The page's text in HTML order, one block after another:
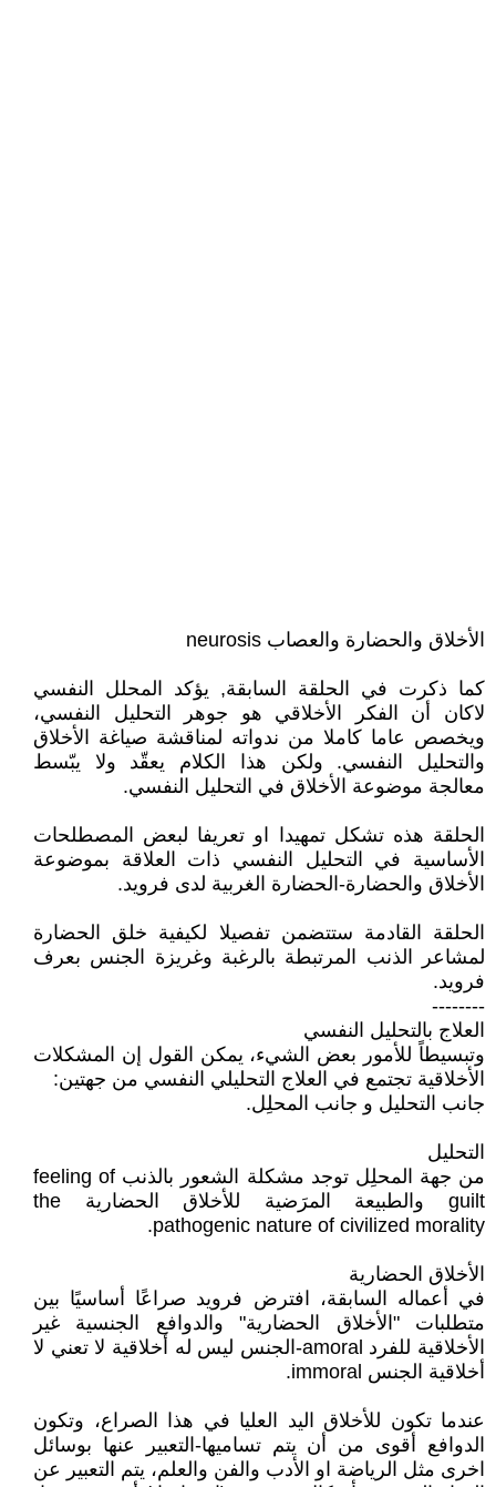
الأخلاق والحضارة والعصاب neurosis
كما ذكرت في الحلقة السابقة, يؤكد المحلل النفسي
لاكان أن الفكر الأخلاقي هو جوهر التحليل النفسي،
ويخصص عاما كاملا من ندواته لمناقشة صياغة الأخلاق
والتحليل النفسي. ولكن هذا الكلام يعقّد ولا يبّسط
معالجة موضوعة الأخلاق في التحليل النفسي.
الحلقة هذه تشكل تمهيدا او تعريفا لبعض المصطلحات
الأساسية في التحليل النفسي ذات العلاقة بموضوعة
الأخلاق والحضارة-الحضارة الغربية لدى فرويد.
الحلقة القادمة ستتضمن تفصيلا لكيفية خلق الحضارة
لمشاعر الذنب المرتبطة بالرغبة وغريزة الجنس بعرف
فرويد.
--------
العلاج بالتحليل النفسي
وتبسيطاً للأمور بعض الشيء، يمكن القول إن المشكلات
الأخلاقية تجتمع في العلاج التحليلي النفسي من جهتين:
جانب التحليل و جانب المحلِل.
التحليل
من جهة المحلِل توجد مشكلة الشعور بالذنب feeling of
guilt والطبيعة المرَضية للأخلاق الحضارية the
pathogenic nature of civilized morality.
الأخلاق الحضارية
في أعماله السابقة، افترض فرويد صراعًا أساسيًا بين
متطلبات "الأخلاق الحضارية" والدوافع الجنسية غير
الأخلاقية للفرد amoral-الجنس ليس له أخلاقية لا تعني لا
أخلاقية الجنس immoral.
عندما تكون للأخلاق اليد العليا في هذا الصراع، وتكون
الدوافع أقوى من أن يتم تساميها-التعبير عنها بوسائل
اخرى مثل الرياضة او الأدب والفن والعلم، يتم التعبير عن